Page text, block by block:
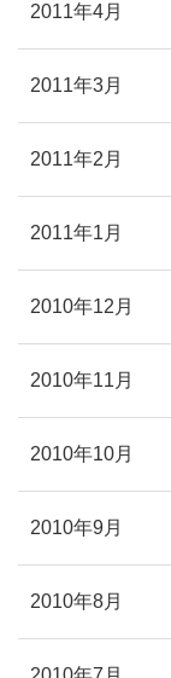
2011年4月
2011年3月
2011年2月
2011年1月
2010年12月
2010年11月
2010年10月
2010年9月
2010年8月